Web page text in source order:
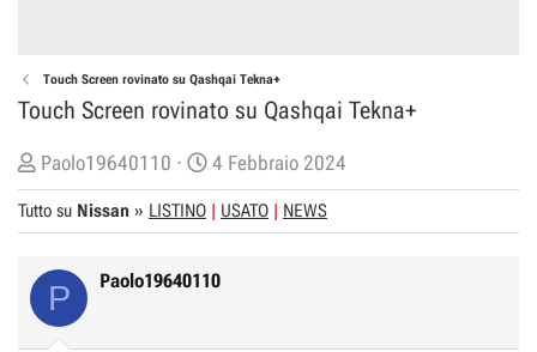
Touch Screen rovinato su Qashqai Tekna+
Touch Screen rovinato su Qashqai Tekna+
C
r
e
t
Paolo19640110
D
a
t
d
4 Febbraio 2024
Tutto su Nissan » LISTINO USATO NEWS
P Paolo19640110